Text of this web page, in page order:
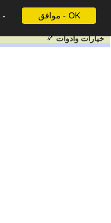
موافق - OK
خيارات وادوات